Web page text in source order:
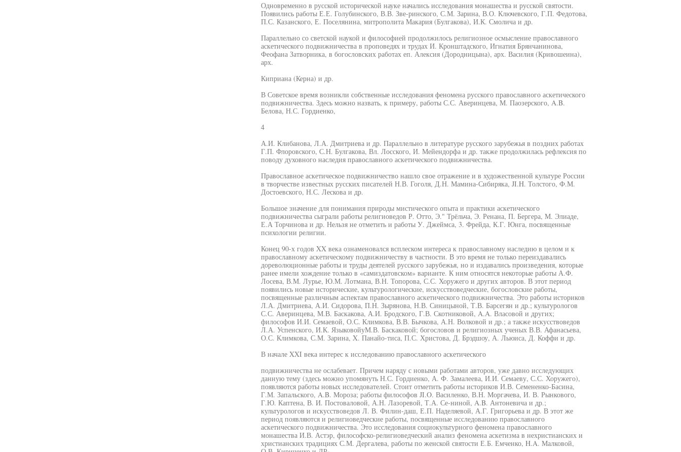
Одновременно в русской исторической науке начались исследования монашества и русской святости.
Появились работы Е.Е. Голубинского, В.В. Зве-ринского, С.М. Зарина, В.О. Ключевского, Г.П. Федотова,
П.С. Казанского, Е. Поселянина, митрополита Макария (Булгакова), И.К. Смолича и др.
Параллельно со светской наукой и философией продолжилось религиозное осмысление православного
аскетического подвижничества в проповедях и трудах И. Кронштадского, Игнатия Брянчанинова,
Феофана Затворника, в богословских работах еп. Алексия (Дородницына), арх. Василия (Кривошеина),
арх.
Киприана (Керна) и др.
В Советское время возникли собственные исследования феномена русского православного аскетического
подвижничества. Здесь можно назвать, к примеру, работы С.С. Аверинцева, М. Паозерского, A.B.
Белова, Н.С. Гордиенко,
4
А.И. Клибанова, Л.А. Дмитриева и др. Параллельно в литературе русского зарубежья в поздних работах
Г.П. Флоровского, С.Н. Булгакова, Вл. Лосского, И. Мейендорфа и др. также продолжилась рефлексия по
поводу духовного наследия православного аскетического подвижничества.
Православное аскетическое подвижничество нашло свое отражение и в художественной культуре России
в творчестве известных русских писателей Н.В. Гоголя, Д.Н. Мамина-Сибиряка, JI.H. Толстого, Ф.М.
Достоевского, Н.С. Лескова и др.
Большое значение для понимания природы мистического опыта и практики аскетического
подвижничества сыграли работы религиоведов Р. Отто, Э." Трёльча, Э. Ренана, П. Бергера, М. Элиаде,
Е.А Торчинова и др. Нельзя не отметить и работы У. Джеймса, 3. Фрейда, К.Г. Юнга, посвященные
психологии религии.
Конец 90-х годов XX века ознаменовался всплеском интереса к православному наследию в целом и к
православному аскетическому подвижничеству в частности. В это время не только переиздавались
дореволюционные работы и труды деятелей русского зарубежья, но и издавались произведения, которые
ранее имели хождение только в «самиздатовском» варианте. К ним относятся некоторые работы А.Ф.
Лосева, В.М. Лурье, Ю.М. Лотмана, В.Н. Топорова, С.С. Хоружего и других авторов. В этот период
появились новые исторические, культурологические, искусствоведческие, богословские работы,
посвященные различным аспектам православного аскетического подвижничества. Это работы историков
Л.А. Дмитриева, А.И. Сидорова, П.Н. Зырянова, Н.В. Синицыной, Т.В. Барсегян и др.; культурологов
С.С. Аверинцева, М.В. Баскакова, А.И. Бродского, Г.В. Скотниковой, A.A. Власовой и других;
философов И.И. Семаевой, О.С. Климкова, В.В. Бычкова, А.Н. Волковой и др.; а также искусствоведов
Л.А. Успенского, И.К. ЯзыковойуМ.В. Баскаковой; богословов и религиозных ученых В.В. Афанасьева,
О.С. Климкова, С.М. Зарина, X. Панайо-тиса, П.С. Христова, Д. Брэдшоу, А. Льюиса, Д. Коффи и др.
В начале XXI века интерес к исследованию православного аскетического
подвижничества не ослабевает. Причем наряду с новыми работами авторов, уже давно исследующих
данную тему (здесь можно упомянуть Н.С. Гордиенко, А. Ф. Замалеева, И.И. Семаеву, С.С. Хоружего),
появляются работы новых исследователей. Стоит отметить работы историков И.В. Семененко-Басина,
Г.М. Запальского, A.B. Мороза; работы философов JI.O. Василенко, В.Н. Моргачева, И. В. Рынкового,
Г.Ю. Каптена, В. И. Постоваловой, А.Н. Лазоревой, Т.А. Се-ниной, A.B. Антоневича и др.;
культурологов и искусствоведов Л. В. Филин-даш, Е.П. Наделяевой, А.Г. Григорьева и др. В этот же
период появляются и религиоведческие работы, посвященные исследованию православного
аскетического подвижничества. Это исследования социокультурного феномена православного
монашества И.В. Астэр, философско-религиоведческий анализ феномена аскетизма в нехристианских и
христианских традициях С.М. Дергалева, работы по женской святости Е.Б. Емченко, H.A. Малковой,